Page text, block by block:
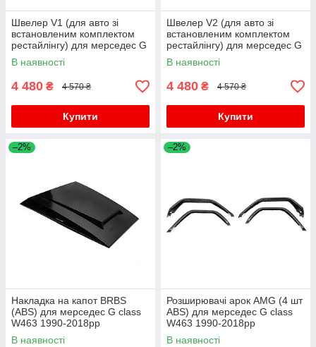
Швелер V1 (для авто зі
встановленим комплектом
рестайлінгу) для мерседес G
сlass W463 1990-2018 рр
В наявності
4 480 ₴ 4 570 ₴
Купити
Швелер V2 (для авто зі
встановленим комплектом
рестайлінгу) для мерседес G
сlass W463 1990-2018 рр
В наявності
4 480 ₴ 4 570 ₴
Купити
–2%
Накладка на капот BRBS
(ABS) для мерседес G сlass
W463 1990-2018рр
В наявності
–2%
Розширювачі арок AMG (4 шт
ABS) для мерседес G сlass
W463 1990-2018рр
В наявності